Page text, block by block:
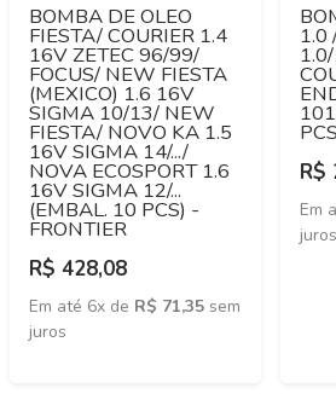
BOMBA DE OLEO
FIESTA/ COURIER 1.4
16V ZETEC 96/99/
FOCUS/ NEW FIESTA
(MEXICO) 1.6 16V
SIGMA 10/13/ NEW
FIESTA/ NOVO KA 1.5
16V SIGMA 14/.../
NOVA ECOSPORT 1.6
16V SIGMA 12/...
(EMBAL. 10 PCS) -
FRONTIER
R$ 428,08
Em até 6x de R$ 71,35 sem
juros
1.0
R$
Em
juros